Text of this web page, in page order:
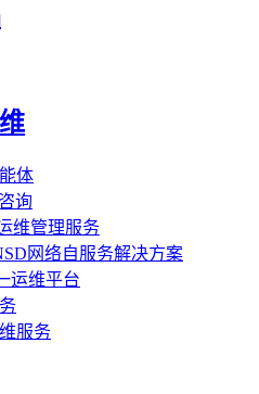
体
询
维管理服务
网络自服务解决方案
运维平台
服务